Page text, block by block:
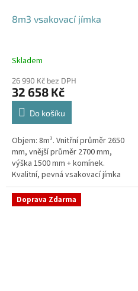
8m3 vsakovací jímka
Skladem
26 990 Kč bez DPH
32 658 Kč
Do košíku
Objem: 8m³. Vnitřní průměr 2650
mm, vnější průměr 2700 mm,
výška 1500 mm + komínek.
Kvalitní, pevná vsakovací jímka
(nádrž) bez potřeby
obetonování Průměr přítoku a
odtoku +...
Doprava Zdarma